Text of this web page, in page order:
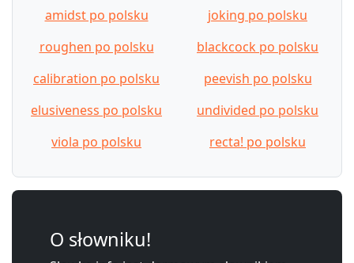
amidst po polsku
joking po polsku
roughen po polsku
blackcock po polsku
calibration po polsku
peevish po polsku
elusiveness po polsku
undivided po polsku
viola po polsku
recta! po polsku
O słowniku!